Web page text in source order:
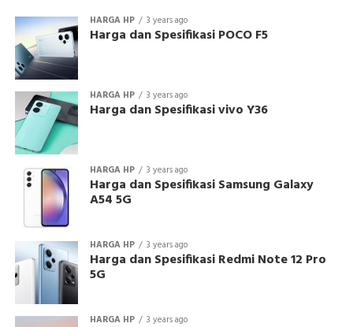
HARGA HP 3 years ago
Harga dan Spesifikasi POCO F5
HARGA HP 3 years ago
Harga dan Spesifikasi vivo Y36
HARGA HP 3 years ago
Harga dan Spesifikasi Samsung Galaxy
A54 5G
HARGA HP 3 years ago
Harga dan Spesifikasi Redmi Note 12 Pro
5G
HARGA HP 3 years ago